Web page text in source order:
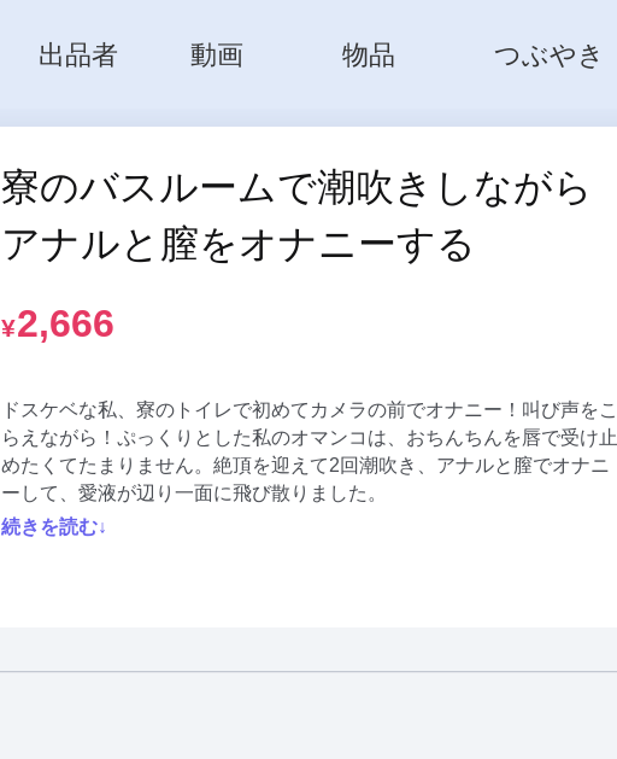
出品者 動画 物品 つぶやき
寮のバスルームで潮吹きしながら
アナルと膣をオナニーする
¥2,666
ドスケベな私、寮のトイレで初めてカメラの前でオナニー！叫び声をこ
らえながら！ぷっくりとした私のオマンコは、おちんちんを唇で受け止
めたくてたまりません。絶頂を迎えて2回潮吹き、アナルと膣でオナニ
ーして、愛液が辺り一面に飛び散りました。
続きを読む↓